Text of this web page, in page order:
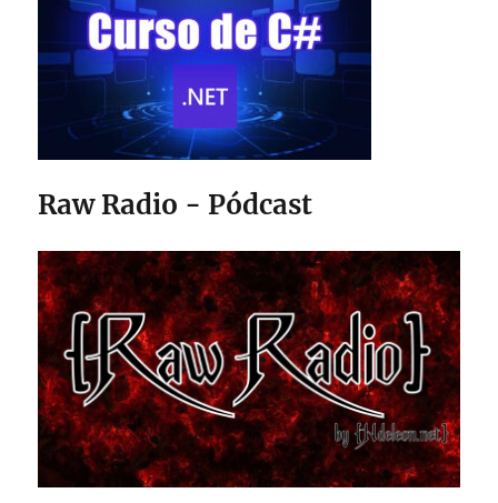
Raw Radio - Pódcast